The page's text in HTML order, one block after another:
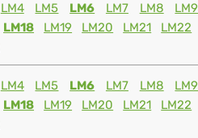
LM4 LM5 LM6 LM7 LM8 LM9
LM18 LM19 LM20 LM21 LM22
LM4 LM5 LM6 LM7 LM8 LM9
LM18 LM19 LM20 LM21 LM22